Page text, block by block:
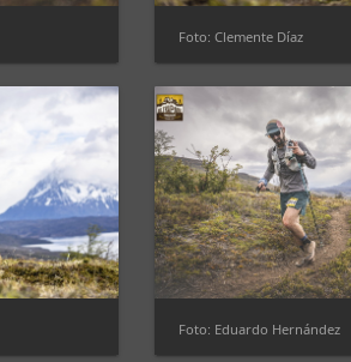
Foto: Clemente Díaz
Foto: Eduardo Hernández